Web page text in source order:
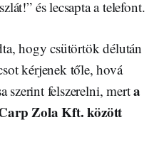
és lecsapta a telefont.
hogy csütörtök délután
kérjenek tőle, hová
szerint felszerelni, merta
Zola Kft. között